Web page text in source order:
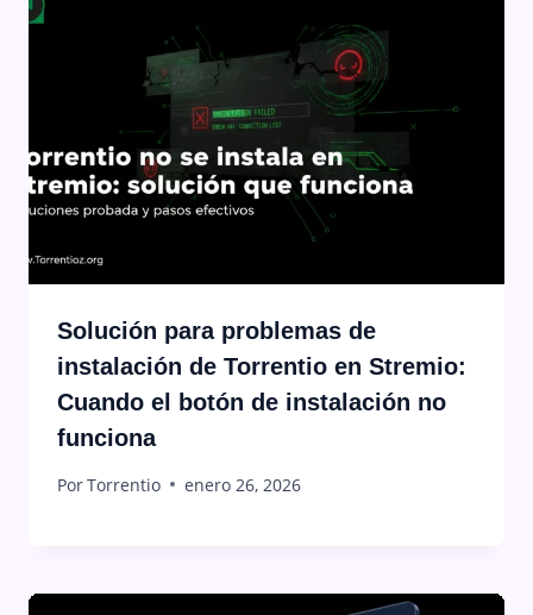
Solución para problemas de
instalación de Torrentio en Stremio:
Cuando el botón de instalación no
funciona
PorTorrentio enero 26, 2026